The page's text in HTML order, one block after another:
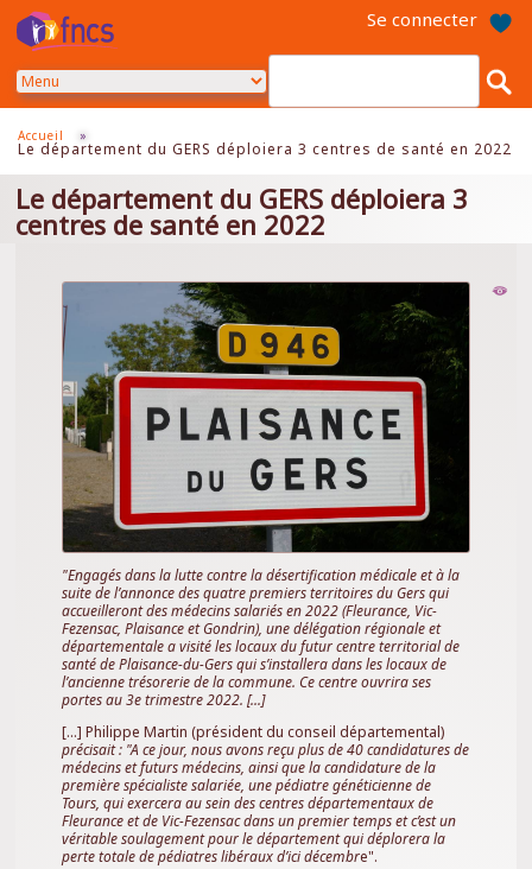
contenu
Se connecter
Accueil »
Le département du GERS déploiera 3 centres de santé en 2022
Le département du GERS déploiera 3
centres de santé en 2022
"Engagés dans la lutte contre la désertification médicale et à la
suite de l’annonce des quatre premiers territoires du Gers qui
accueilleront des médecins salariés en 2022 (Fleurance, Vic-
Fezensac, Plaisance et Gondrin), une délégation régionale et
départementale a visité les locaux du futur centre territorial de
santé de Plaisance-du-Gers qui s’installera dans les locaux de
l’ancienne trésorerie de la commune. Ce centre ouvrira ses
portes au 3e trimestre 2022. [...]
[...] Philippe Martin (président du conseil départemental)
précisait : "A ce jour, nous avons reçu plus de 40 candidatures de
médecins et futurs médecins, ainsi que la candidature de la
première spécialiste salariée, une pédiatre généticienne de
Tours, qui exercera au sein des centres départementaux de
Fleurance et de Vic-Fezensac dans un premier temps et c’est un
véritable soulagement pour le département qui déplorera la
perte totale de pédiatres libéraux d’ici décembre".